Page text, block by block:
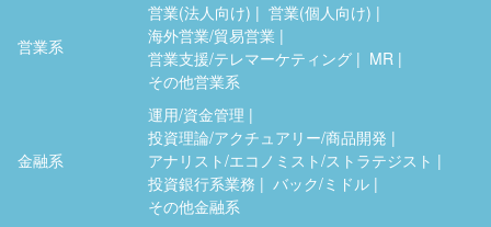
営業系
営業(法人向け)
営業(個人向け)
海外営業/貿易営業
営業支援/テレマーケティング
MR
その他営業系
金融系
運用/資金管理
投資理論/アクチュアリー/商品開発
アナリスト/エコノミスト/ストラテジスト
投資銀行系業務
バック/ミドル
その他金融系